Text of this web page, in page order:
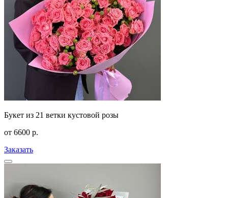
Букет из 21 ветки кустовой розы
от 6600 р.
Заказать